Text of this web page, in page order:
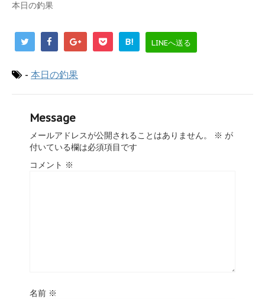
本日の釣果
B! LINEへ送る
- 本日の釣果
Message
メールアドレスが公開されることはありません。 ※ が
付いている欄は必須項目です
コメント ※
名前 ※